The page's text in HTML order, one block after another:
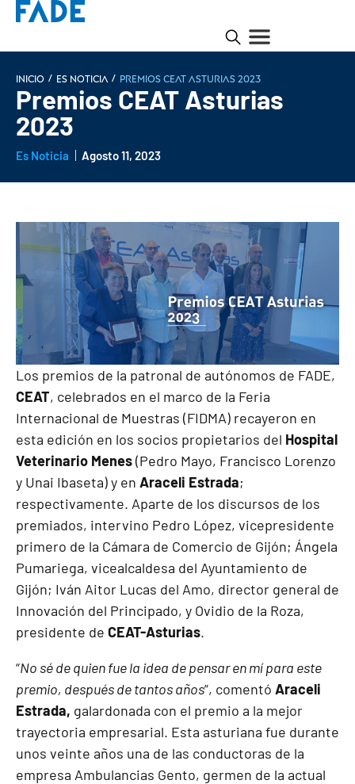
INICIO / Es noticia / Premios CEAT Asturias 2023
Premios CEAT Asturias
2023
Es Noticia Agosto 11, 2023
Los premios de la patronal de autónomos de FADE,
CEAT, celebrados en el marco de la Feria
Internacional de Muestras (FIDMA) recayeron en
esta edición en los socios propietarios del Hospital
Veterinario Menes(Pedro Mayo, Francisco Lorenzo
y Unai Ibaseta) y en Araceli Estrada;
respectivamente. Aparte de los discursos de los
premiados, intervino Pedro López, vicepresidente
primero de la Cámara de Comercio de Gijón; Ángela
Pumariega, vicealcaldesa del Ayuntamiento de
Gijón; Iván Aitor Lucas del Amo, director general de
Innovación del Principado, y Ovidio de la Roza,
presidente de CEAT-Asturias.
“No sé de quien fue la idea de pensar en mí para este
premio, después de tantos años”, comentó Araceli
Estrada, galardonada con el premio a la mejor
trayectoria empresarial. Esta asturiana fue durante
unos veinte años una de las conductoras de la
empresa Ambulancias Gento, germen de la actual